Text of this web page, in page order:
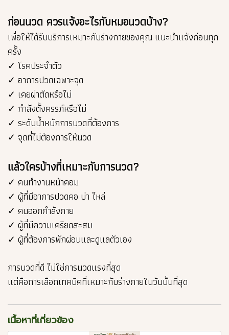
ก่อนนวด ควรแจ้งอะไรกับหมอนวดบ้าง?
เพื่อให้ได้รับบริการเหมาะกับร่างกายของคุณ แนะนำแจ้งก่อนทุก
ครั้ง
✓ โรคประจำตัว
✓ อาการปวดเฉพาะจุด
✓ เคยผ่าตัดหรือไม่
✓ กำลังตั้งครรภ์หรือไม่
✓ ระดับน้ำหนักการนวดที่ต้องการ
✓ จุดที่ไม่ต้องการให้นวด
แล้วใครบ้างที่เหมาะกับการนวด?
✓ คนทำงานหน้าคอม
✓ ผู้ที่มีอาการปวดคอ บ่า ไหล่
✓ คนออกกำลังกาย
✓ ผู้ที่มีความเครียดสะสม
✓ ผู้ที่ต้องการพักผ่อนและดูแลตัวเอง
การนวดที่ดี ไม่ใช่การนวดแรงที่สุด
แต่คือการเลือกเทคนิคที่เหมาะกับร่างกายในวันนั้นที่สุด
เนื้อหาที่เกี่ยวข้อง